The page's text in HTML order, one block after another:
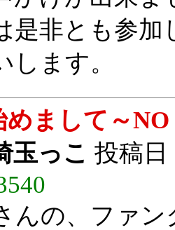
是非とも参加
します。
めまして～
玉っこ 投稿日
んの、ファ